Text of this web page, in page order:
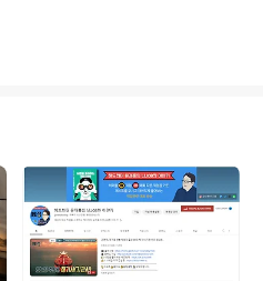
. ※ 공식카페 녹
: http://smart
맴버십 가입 :
join ━━━━━